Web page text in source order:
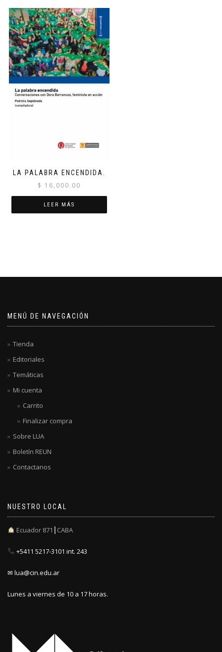
LA PALABRA ENCENDIDA.
$ 16,000.00
LEER MÁS
MENÚ DE NAVEGACIÓN
Tienda
Editoriales
Temáticas
Mi cuenta
Carrito
Finalizar compra
Sobre LUA
Boletín REUN
Contactanos
NUESTRO LOCAL
Ecuador 871┃CABA
+5411 5217-3101 int. 243
✉ lua@cin.edu.ar
Lunes a viernes de 10 a 17 horas.